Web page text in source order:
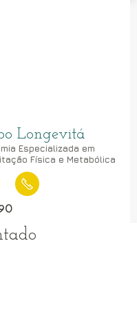
Longevitá
Especializada em
Física e Metabólica